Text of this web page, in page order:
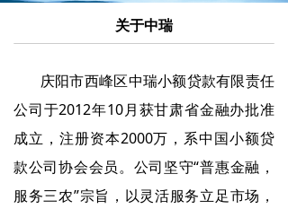
关于中瑞
庆阳市西峰区中瑞小额贷款有限责任
公司于2012年10月获甘肃省金融办批准
成立，注册资本2000万，系中国小额贷
款公司协会会员。公司坚守“普惠金融，
服务三农”宗旨，以灵活服务立足市场，